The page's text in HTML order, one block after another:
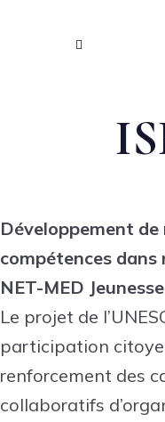
Développement
compétences
NET-MED Jeunesse
Le projet de
participation
renforcement des
collaboratifs